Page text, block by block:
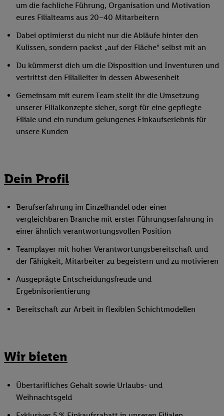
um die fachliche Führung, Organisation und Motivation
eures Filialteams aus 20–40 Mitarbeitern
Dabei optimierst du nicht nur die Abläufe hinter den
Kulissen, sondern packst „auf der Fläche“ selbst mit an
Du kümmerst dich um die Disposition und Inventuren und
vertrittst den Filialleiter in dessen Abwesenheit
Gemeinsam mit eurem Team stellt ihr die Umsetzung
unserer Filialkonzepte sicher, sorgt für eine gepflegte
Filiale und ein rundum gelungenes Einkaufserlebnis für
unsere Kunden
Dein Profil
Berufserfahrung im Einzelhandel oder einer
vergleichbaren Branche mit erster Führungserfahrung in
einer ähnlich verantwortungsvollen Position
Teamplayer mit hoher Verantwortungsbereitschaft und
der Fähigkeit, Mitarbeiter zu begeistern und zu motivieren
Ausgeprägte Entscheidungsfreude und
Ergebnisorientierung
Bereitschaft zur Arbeit in flexiblen Schichtmodellen
Wir bieten
Übertarifliches Gehalt sowie Urlaubs- und
Weihnachtsgeld